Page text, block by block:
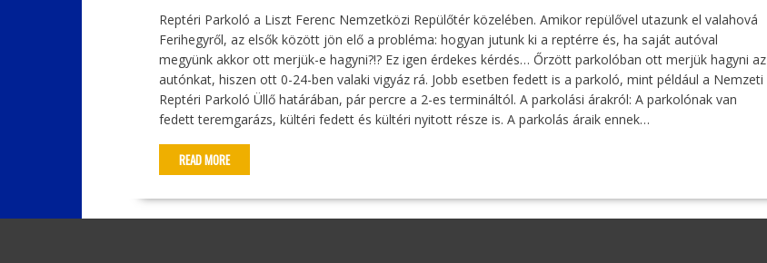
Reptéri Parkoló a Liszt Ferenc Nemzetközi Repülőtér közelében. Amikor repülővel utazunk el valahová
Ferihegyről, az elsők között jön elő a probléma: hogyan jutunk ki a reptérre és, ha saját autóval
megyünk akkor ott merjük-e hagyni?!? Ez igen érdekes kérdés… Őrzött parkolóban ott merjük hagyni az
autónkat, hiszen ott 0-24-ben valaki vigyáz rá. Jobb esetben fedett is a parkoló, mint például a Nemzeti
Reptéri Parkoló Üllő határában, pár percre a 2-es termináltól. A parkolási árakról: A parkolónak van
fedett teremgarázs, kültéri fedett és kültéri nyitott része is. A parkolás áraik ennek…
READ MORE